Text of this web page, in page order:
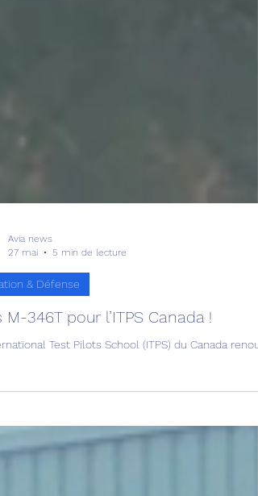
Avia news
27 mai
5 min de lecture
& Défense
M-346T pour l’ITPS Canada !